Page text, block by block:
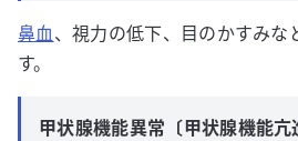
鼻血、視力の低下、目のかすみな
す。
甲状腺機能異常〔甲状腺機能